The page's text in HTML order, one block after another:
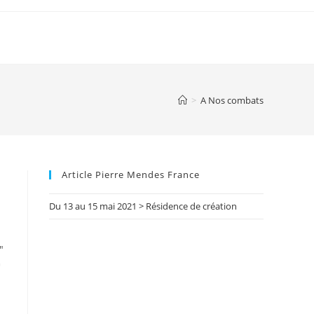
> A Nos combats
Article Pierre Mendes France
Du 13 au 15 mai 2021 > Résidence de création